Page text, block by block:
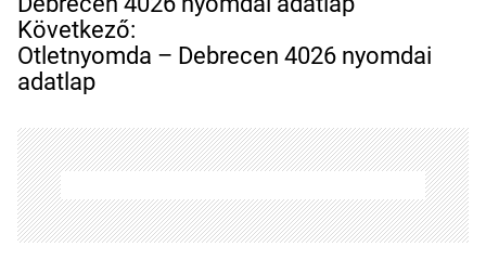
e
g
y
z
é
s
n
a
v
Következő:
Otletnyomda – Debrecen 4026 nyomdai
adatlap